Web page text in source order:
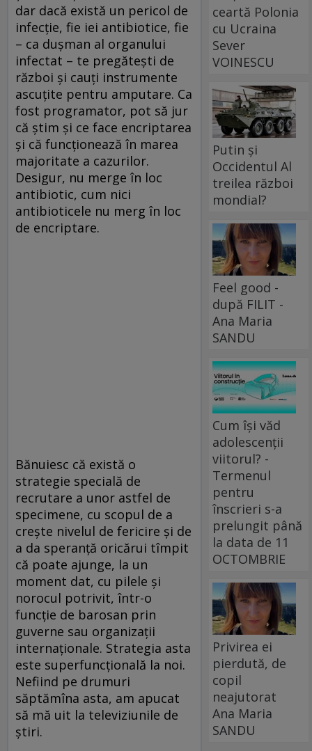
dar dacă există un pericol de
infecţie, fie iei antibiotice, fie
– ca duşman al organului
infectat – te pregăteşti de
război şi cauţi instrumente
ascuţite pentru amputare. Ca
fost programator, pot să jur
că ştim şi ce face encriptarea
şi că funcţionează în marea
majoritate a cazurilor.
Desigur, nu merge în loc
antibiotic, cum nici
antibioticele nu merg în loc
de encriptare.
Bănuiesc că există o
strategie specială de
recrutare a unor astfel de
specimene, cu scopul de a
creşte nivelul de fericire şi de
a da speranţă oricărui tîmpit
că poate ajunge, la un
moment dat, cu pilele şi
norocul potrivit, într-o
funcţie de barosan prin
guverne sau organizaţii
internaţionale. Strategia asta
este superfuncţională la noi.
Nefiind pe drumuri
săptămîna asta, am apucat
să mă uit la televiziunile de
ştiri.
ceartă Polonia
cu Ucraina
Sever
VOINESCU
Putin și
Occidentul Al
treilea război
mondial?
Feel good -
după FILIT -
Ana Maria
SANDU
Cum își văd
adolescenții
viitorul? -
Termenul
pentru
înscrieri s-a
prelungit până
la data de 11
OCTOMBRIE
Privirea ei
pierdută, de
copil
neajutorat
Ana Maria
SANDU